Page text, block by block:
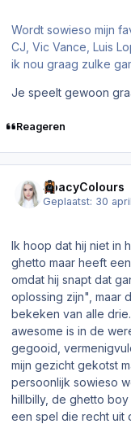
Wordt sowieso mijn
CJ, Vic Vance, Luis
ik nou graag zulke
Je speelt gewoon
Reageren
SpacyColours
Geplaatst: 30
Ik hoop dat hij niet in
ghetto maar heeft
omdat hij snapt dat
oplossing zijn", maar
bekeken van alle
awesome is in de
gegooid,
mijn gezicht gekotst
persoonlijk sowieso
hillbilly, de ghetto
een spel die recht uit